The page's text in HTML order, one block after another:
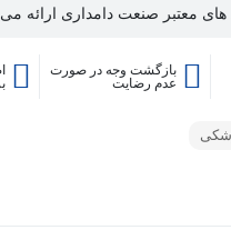
معتبر صنعت دامداری ارائه
بازگشت وجه در صورت
عدم رضایت